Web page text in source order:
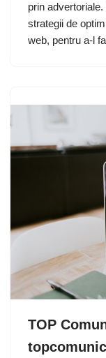
prin
strategii de
web, pentru a-l
TOP